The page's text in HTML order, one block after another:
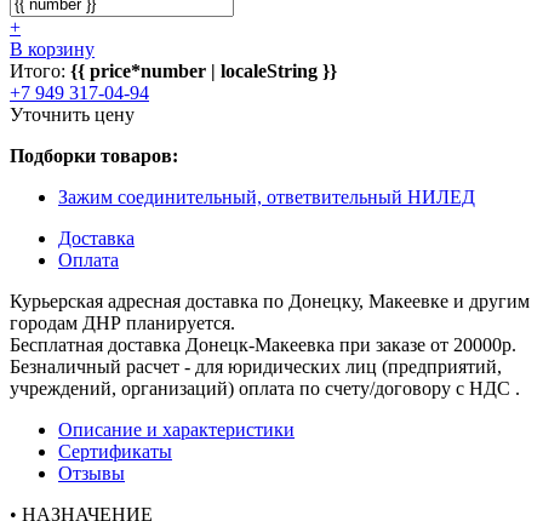
+
В корзину
Итого: {{ price*number | localeString }}
+7 949 317-04-94
Уточнить цену
Подборки товаров:
Зажим соединительный, ответвительный НИЛЕД
Доставка
Оплата
Курьерская адресная доставка по Донецку, Макеевке и другим
городам ДНР планируется.
Бесплатная доставка Донецк-Макеевка при заказе от 20000р.
Безналичный расчет - для юридических лиц (предприятий,
учреждений, организаций) оплата по счету/договору с НДС .
Описание и характеристики
Сертификаты
Отзывы
• НАЗНАЧЕНИЕ